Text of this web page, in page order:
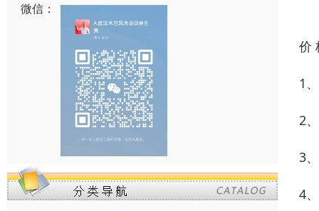
微信：
价
1
2
3
4